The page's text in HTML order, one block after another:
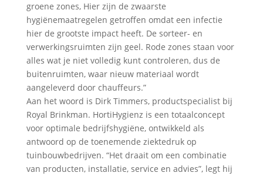
groene zones, Hier zijn de zwaarste
hygiënemaatregelen getroffen omdat een infectie
hier de grootste impact heeft. De sorteer- en
verwerkingsruimten zijn geel. Rode zones staan voor
alles wat je niet volledig kunt controleren, dus de
buitenruimten, waar nieuw materiaal wordt
aangeleverd door chauffeurs.”
Aan het woord is Dirk Timmers, productspecialist bij
Royal Brinkman. HortiHygienz is een totaalconcept
voor optimale bedrijfshygiëne, ontwikkeld als
antwoord op de toenemende ziektedruk op
tuinbouwbedrijven. “Het draait om een combinatie
van producten, installatie, service en advies”, legt hij